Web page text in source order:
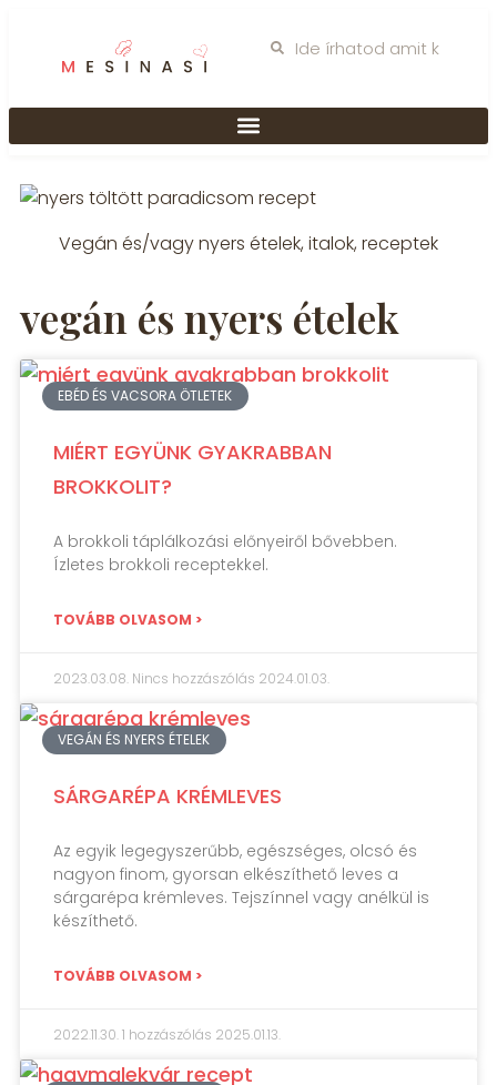
Vegán és/vagy nyers ételek, italok, receptek
vegán és nyers ételek
EBÉD ÉS VACSORA ÖTLETEK
MIÉRT EGYÜNK GYAKRABBAN
BROKKOLIT?
A brokkoli táplálkozási előnyeiről bővebben.
Ízletes brokkoli receptekkel.
TOVÁBB OLVASOM >
2023.03.08. Nincs hozzászólás 2024.01.03.
VEGÁN ÉS NYERS ÉTELEK
SÁRGARÉPA KRÉMLEVES
Az egyik legegyszerűbb, egészséges, olcsó és
nagyon finom, gyorsan elkészíthető leves a
sárgarépa krémleves. Tejszínnel vagy anélkül is
készíthető.
TOVÁBB OLVASOM >
2022.11.30.1 hozzászólás 2025.01.13.